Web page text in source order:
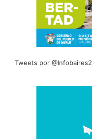
Tweets por